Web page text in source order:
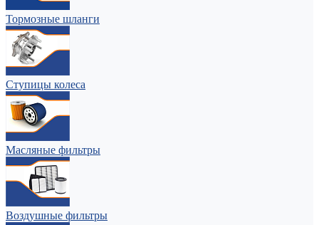
Тормозные шланги
Ступицы колеса
Масляные фильтры
Воздушные фильтры